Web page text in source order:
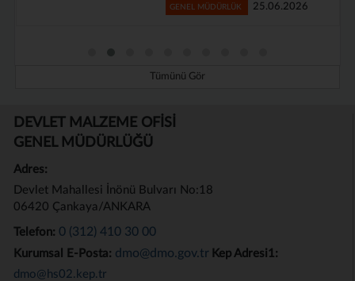
GENEL MÜDÜRLÜK 24.06.2026
Tümünü Gör
DEVLET MALZEME OFİSİ
GENEL MÜDÜRLÜĞÜ
Adres:
Devlet Mahallesi İnönü Bulvarı No:18
06420 Çankaya/ANKARA
Telefon: 0 (312) 410 30 00
Kurumsal E-Posta: dmo@dmo.gov.tr Kep Adresi1:
dmo@hs02.kep.tr